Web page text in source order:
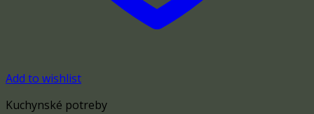
Add to wishlist
Kuchynské potreby